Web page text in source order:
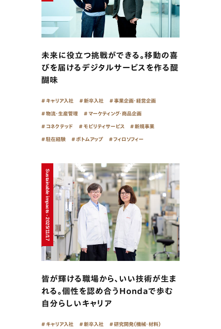
未来に役立つ挑戦ができる。移動の喜
びを届けるデジタルサービスを作る醍
醐味
キャリア入社 新卒入社 事業企画・経営企画
物流・生産管理 マーケティング・商品企画
コネクテッド モビリティサービス 新規事業
駐在経験 ボトムアップ フィロソフィー
Sustainable impacts - 2025/11/17
皆が輝ける職場から、いい技術が生ま
れる。個性を認め合うHondaで歩む
自分らしいキャリア
キャリア入社 新卒入社 研究開発（機械・材料）